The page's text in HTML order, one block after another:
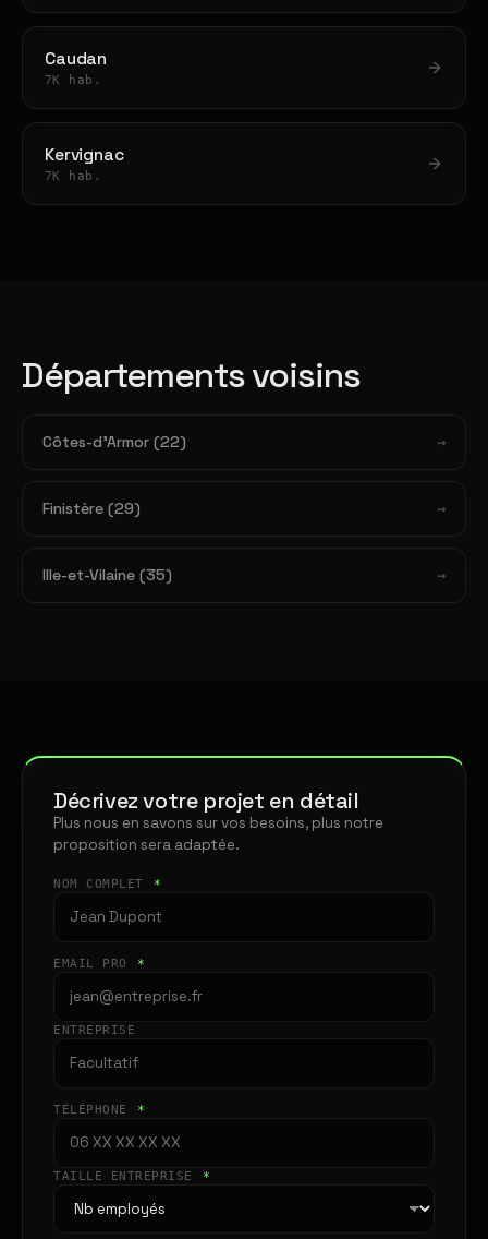
Caudan
7K hab.
Kervignac
7K hab.
Départements voisins
Côtes-d'Armor (22)
Finistère (29)
Ille-et-Vilaine (35)
Décrivez votre projet en détail
Plus nous en savons sur vos besoins, plus notre
proposition sera adaptée.
NOM COMPLET *
EMAIL PRO *
ENTREPRISE
TÉLÉPHONE *
TAILLE ENTREPRISE *